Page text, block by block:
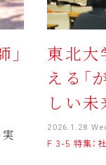
東北大
える「
しい未
2026.1.28
F 3-5 特集：